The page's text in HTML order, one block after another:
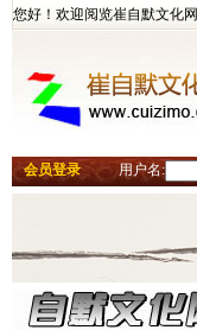
您好！欢迎阅览崔自默文化网
会员登录 用户名: